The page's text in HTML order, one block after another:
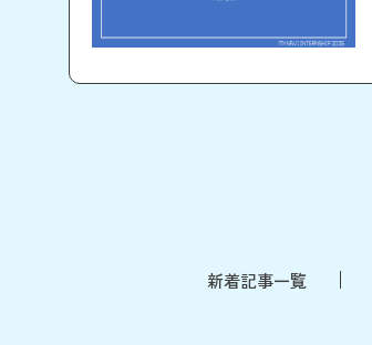
新着記事一覧